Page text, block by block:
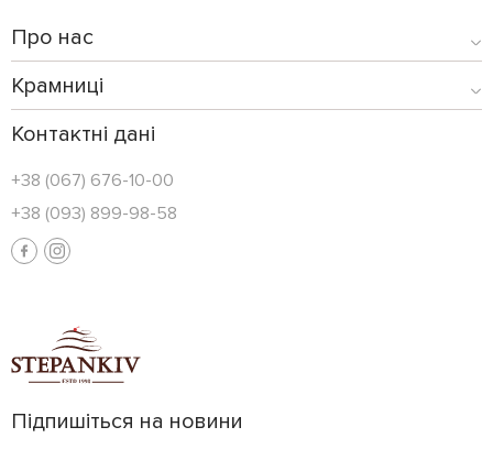
Про нас
Крамниці
Контактні дані
+38 (067) 676-10-00
+38 (093) 899-98-58
Підпишіться на новини